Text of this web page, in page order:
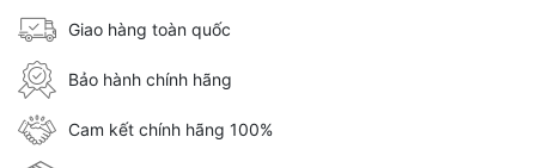
Giao hàng toàn quốc
Bảo hành chính hãng
Cam kết chính hãng 100%